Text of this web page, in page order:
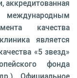
аккреди­тованная
качества
являет­ся
«5 звезд»
фон­да